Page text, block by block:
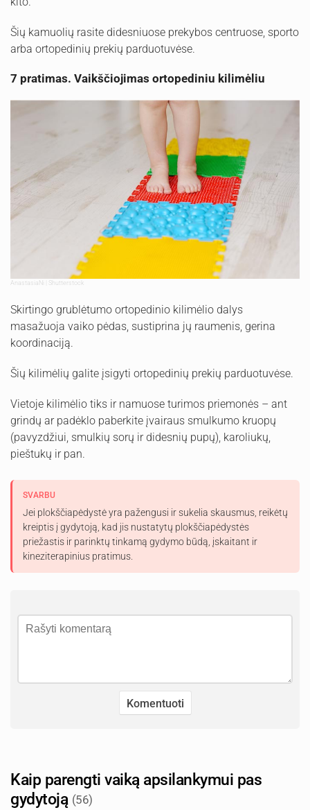
Šių kamuolių rasite didesniuose prekybos centruose, sporto
arba ortopedinių prekių parduotuvėse.
7 pratimas. Vaikščiojimas ortopediniu kilimėliu
AnastasiaNi | Shutterstock
Skirtingo grublėtumo ortopedinio kilimėlio dalys
masažuoja vaiko pėdas, sustiprina jų raumenis, gerina
koordinaciją.
Šių kilimėlių galite įsigyti ortopedinių prekių parduotuvėse.
Vietoje kilimėlio tiks ir namuose turimos priemonės – ant
grindų ar padėklo paberkite įvairaus smulkumo kruopų
(pavyzdžiui, smulkių sorų ir didesnių pupų), karoliukų,
pieštukų ir pan.
SVARBU
Jei plokščiapėdystė yra pažengusi ir sukelia skausmus, reikėtų
kreiptis į gydytoją, kad jis nustatytų plokščiapėdystės
priežastis ir parinktų tinkamą gydymo būdą, įskaitant ir
kineziterapinius pratimus.
Kaip parengti vaiką apsilankymui pas
gydytoją (56)